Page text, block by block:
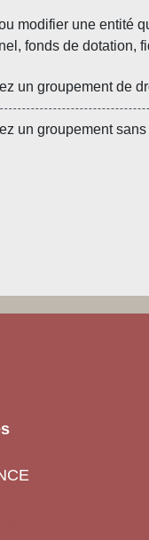
modifier une entité
fonds de dotation,
un groupement de
un groupement